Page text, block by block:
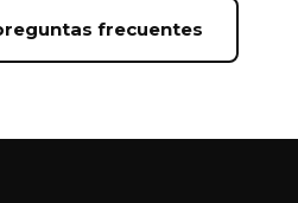
frecuentes